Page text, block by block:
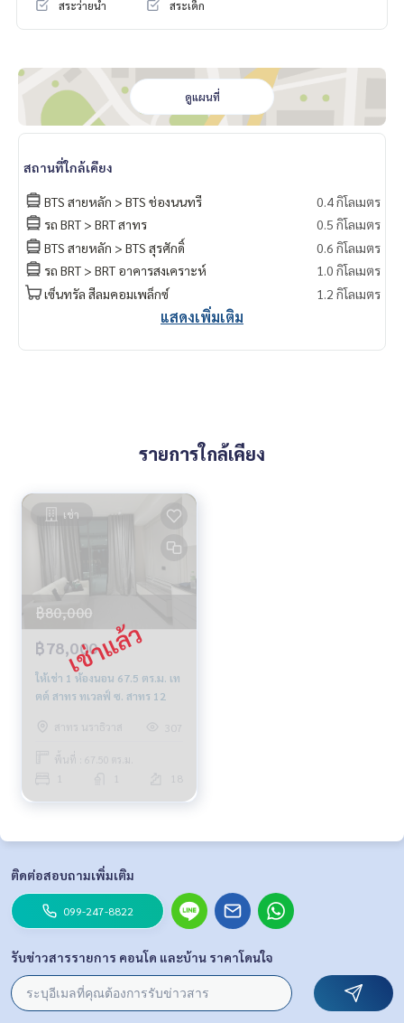
สระว่ายน้ำ สระเด็ก
ดูแผนที่
สถานที่ใกล้เคียง
BTS สายหลัก > BTS ช่องนนทรี
0.4 กิโลเมตร
รถ BRT > BRT สาทร
0.5 กิโลเมตร
BTS สายหลัก > BTS สุรศักดิ์
0.6 กิโลเมตร
รถ BRT > BRT อาคารสงเคราะห์
1.0 กิโลเมตร
เซ็นทรัล สีลมคอมเพล็กซ์
1.2 กิโลเมตร
แสดงเพิ่มเติม
รายการใกล้เคียง
เช่า
฿80,000
฿78,000
ให้เช่า 1 ห้องนอน 67.5 ตร.ม. เท
ตต์ สาทร ทเวลฟ์ ซ. สาทร 12
สาทร นราธิวาส 307
พื้นที่ : 67.50 ตร.ม.
18
ติดต่อสอบถามเพิ่มเติม
099-247-8822
รับข่าวสารรายการ คอนโด และบ้าน ราคาโดนใจ